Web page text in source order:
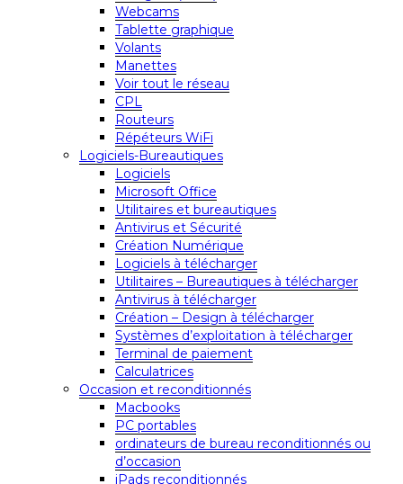
Webcams
Tablette graphique
Volants
Manettes
Voir tout le réseau
CPL
Routeurs
Répéteurs WiFi
Logiciels-Bureautiques
Logiciels
Microsoft Office
Utilitaires et bureautiques
Antivirus et Sécurité
Création Numérique
Logiciels à télécharger
Utilitaires – Bureautiques à télécharger
Antivirus à télécharger
Création – Design à télécharger
Systèmes d’exploitation à télécharger
Terminal de paiement
Calculatrices
Occasion et reconditionnés
Macbooks
PC portables
ordinateurs de bureau reconditionnés ou
d’occasion
iPads reconditionnés